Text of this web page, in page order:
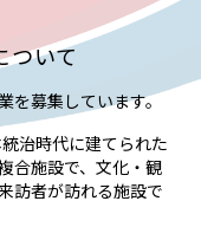
ついて
を募集しています。
治時代に建てられた
合施設で、文化・観
訪者が訪れる施設で